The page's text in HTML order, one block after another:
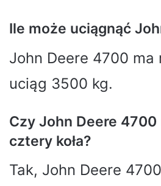
Ile może uciągnąć
John Deere 4700 ma
uciąg 3500 kg.
Czy John Deere 4700
cztery koła?
Tak, John Deere